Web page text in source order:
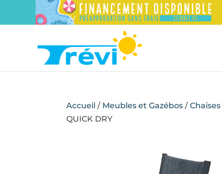
Accueil / Meubles et Gazébos /Chaises
QUICK DRY